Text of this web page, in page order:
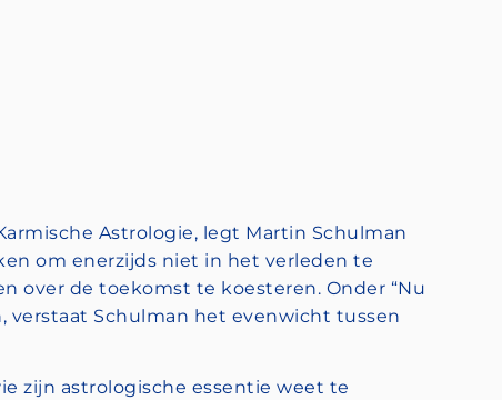
Astrologie, legt Martin Schulman
om enerzijds niet in het verleden te
over de toekomst te koesteren. Onder “Nu
verstaat Schulman het evenwicht tussen
zijn astrologische essentie weet te